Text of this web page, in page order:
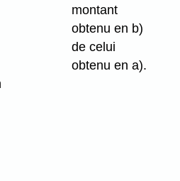
montant
obtenu en b)
de celui
obtenu en a).